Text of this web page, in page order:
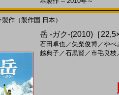
作（製作国 日本）
岳 -ガク-(2010)［
石田卓也／ 矢柴俊博／やべ
越典子／石黒賢 ／市毛良枝